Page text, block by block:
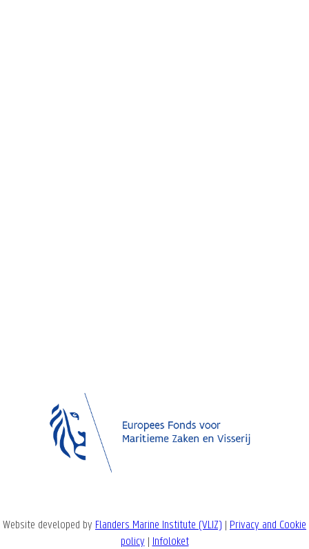
Website developed by Flanders Marine Institute (VLIZ) | Privacy and Cookie
policy | Infoloket